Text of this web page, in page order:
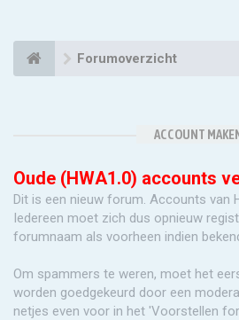
Forumoverzicht
ACCOUNT
Oude (HWA1.0) accounts
Dit is een nieuw forum. Accounts van
Iedereen moet zich dus opnieuw
forumnaam als voorheen indien
Om spammers te weren, moet het
worden goedgekeurd door een
netjes even voor in het 'Voorstellen